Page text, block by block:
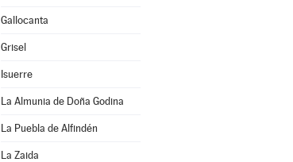
Gallocanta
Grisel
Isuerre
La Almunia de Doña Godina
La Puebla de Alfindén
La Zaida